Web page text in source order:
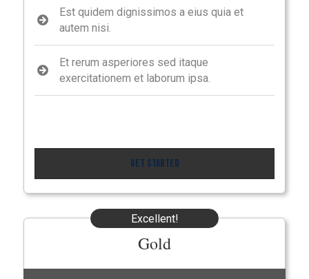
Est quidem dignissimos a eius quia et
autem nisi.
Et rerum asperiores sed itaque
exercitationem et laborum ipsa.
Get Started
Excellent!
Gold